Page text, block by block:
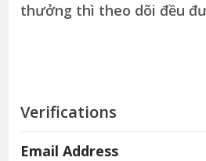
thưởng thì theo dõi đều
Verifications
Email Address